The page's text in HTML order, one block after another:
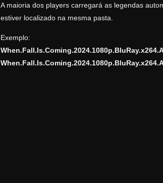
A maioria dos players carregará as legendas
estiver localizado na mesma pasta.
Exemplo: